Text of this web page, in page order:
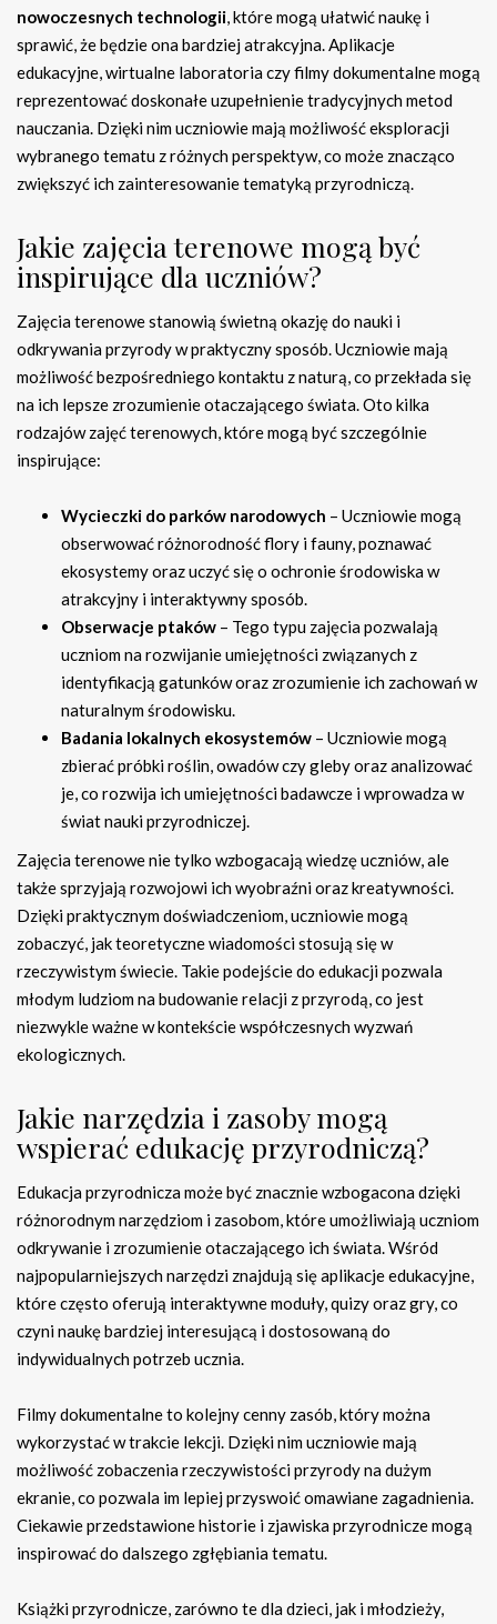
nowoczesnych technologii, które mogą ułatwić naukę i
sprawić, że będzie ona bardziej atrakcyjna. Aplikacje
edukacyjne, wirtualne laboratoria czy filmy dokumentalne mogą
reprezentować doskonałe uzupełnienie tradycyjnych metod
nauczania. Dzięki nim uczniowie mają możliwość eksploracji
wybranego tematu z różnych perspektyw, co może znacząco
zwiększyć ich zainteresowanie tematyką przyrodniczą.
Jakie zajęcia terenowe mogą być
inspirujące dla uczniów?
Zajęcia terenowe stanowią świetną okazję do nauki i
odkrywania przyrody w praktyczny sposób. Uczniowie mają
możliwość bezpośredniego kontaktu z naturą, co przekłada się
na ich lepsze zrozumienie otaczającego świata. Oto kilka
rodzajów zajęć terenowych, które mogą być szczególnie
inspirujące:
Wycieczki do parków narodowych – Uczniowie mogą
obserwować różnorodność flory i fauny, poznawać
ekosystemy oraz uczyć się o ochronie środowiska w
atrakcyjny i interaktywny sposób.
Obserwacje ptaków – Tego typu zajęcia pozwalają
uczniom na rozwijanie umiejętności związanych z
identyfikacją gatunków oraz zrozumienie ich zachowań w
naturalnym środowisku.
Badania lokalnych ekosystemów – Uczniowie mogą
zbierać próbki roślin, owadów czy gleby oraz analizować
je, co rozwija ich umiejętności badawcze i wprowadza w
świat nauki przyrodniczej.
Zajęcia terenowe nie tylko wzbogacają wiedzę uczniów, ale
także sprzyjają rozwojowi ich wyobraźni oraz kreatywności.
Dzięki praktycznym doświadczeniom, uczniowie mogą
zobaczyć, jak teoretyczne wiadomości stosują się w
rzeczywistym świecie. Takie podejście do edukacji pozwala
młodym ludziom na budowanie relacji z przyrodą, co jest
niezwykle ważne w kontekście współczesnych wyzwań
ekologicznych.
Jakie narzędzia i zasoby mogą
wspierać edukację przyrodniczą?
Edukacja przyrodnicza może być znacznie wzbogacona dzięki
różnorodnym narzędziom i zasobom, które umożliwiają uczniom
odkrywanie i zrozumienie otaczającego ich świata. Wśród
najpopularniejszych narzędzi znajdują się aplikacje edukacyjne,
które często oferują interaktywne moduły, quizy oraz gry, co
czyni naukę bardziej interesującą i dostosowaną do
indywidualnych potrzeb ucznia.
Filmy dokumentalne to kolejny cenny zasób, który można
wykorzystać w trakcie lekcji. Dzięki nim uczniowie mają
możliwość zobaczenia rzeczywistości przyrody na dużym
ekranie, co pozwala im lepiej przyswoić omawiane zagadnienia.
Ciekawie przedstawione historie i zjawiska przyrodnicze mogą
inspirować do dalszego zgłębiania tematu.
Książki przyrodnicze, zarówno te dla dzieci, jak i młodzieży,